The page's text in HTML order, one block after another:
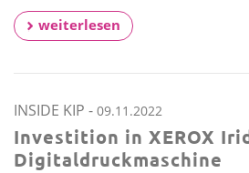
weiterlesen
INSIDE KIP - 09.11.2022
Investition in XEROX
Digitaldruckmaschine